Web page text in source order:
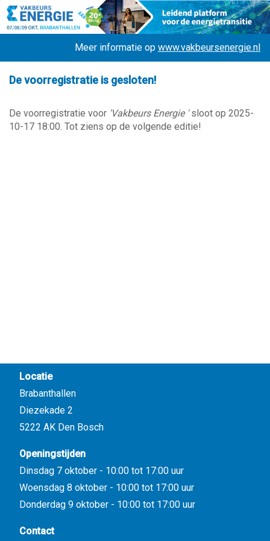
Meer informatie op www.vakbeursenergie.nl
De voorregistratie is gesloten!
De voorregistratie voor 'Vakbeurs Energie ' sloot op 2025-
10-17 18:00. Tot ziens op de volgende editie!
Locatie
Brabanthallen
Diezekade 2
5222 AK Den Bosch
Openingstijden
Dinsdag 7 oktober - 10:00 tot 17:00 uur
Woensdag 8 oktober - 10:00 tot 17:00 uur
Donderdag 9 oktober - 10:00 tot 17:00 uur
Contact